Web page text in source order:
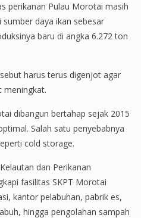
perikanan Pulau Morotai masih
daya ikan sebesar
baru di angka 6.272 ton
harus terus digenjot agar
meningkat.
dibangun bertahap sejak 2015
Salah satu penyebabnya
cold storage.
dan Perikanan
fasilitas SKPT Morotai
kantor pelabuhan, pabrik es,
hingga pengolahan sampah